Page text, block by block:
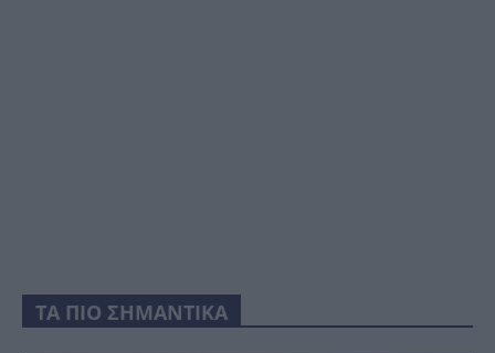
ΤΑ ΠΙΟ ΣΗΜΑΝΤΙΚΑ